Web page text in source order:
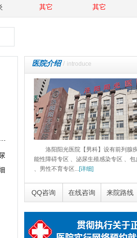
其它
其它
医院介绍/ introduce
洛阳阳光医院【男科】设有前列腺
能性障碍专区 、泌尿生殖感染专区 、包
、男性不育专区...[详细]
QQ咨询 在线咨询 来院路线